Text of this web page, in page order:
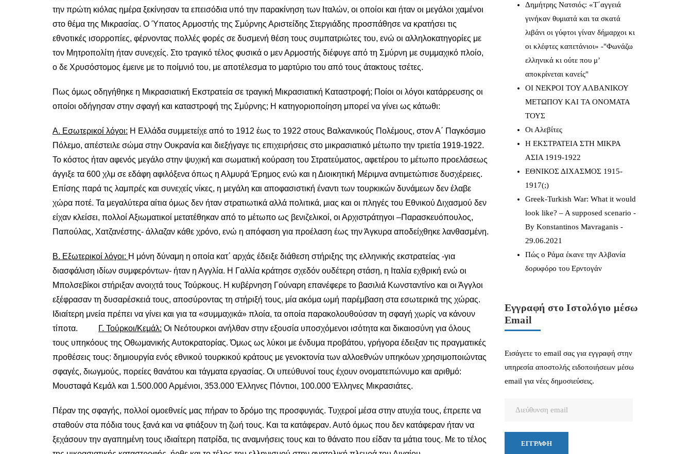
την πρώτη κιόλας ημέρα ξεκίνησαν τα επεισόδια υπό την παρακίνηση των Ιταλών, οι οποίοι και ήταν οι μεγάλοι χαμένοι
στο θέμα της Μικρασίας. Ο Ύπατος Αρμοστής της Σμύρνης Αριστείδης Στεργιάδης προσπάθησε να κρατήσει τις
εθνοτικές ισορροπίες, φέρνοντας πολλές φορές σε δυσμενή θέση τους συμπατριώτες του, ενώ οι αλληλοκατηγορίες με
τον Μητροπολίτη ήταν συνεχείς. Στο τραγικό τέλος φυσικά ο μεν Αρμοστής διέφυγε από τη Σμύρνη με συμμαχικό πλοίο,
ο δε Χρυσόστομος έμεινε με το ποίμνιό του, με αποτέλεσμα το μαρτύριο του από τους άτακτους τσέτες.
Πως όμως οδηγήθηκε η Μικρασιατική Εκστρατεία σε τραγική Μικρασιατική Καταστροφή; Ποίοι οι λόγοι κατάρρευσης οι
οποίοι οδήγησαν στην σφαγή και καταστροφή της Σμύρνης; Η κατηγοριοποίηση μπορεί να γίνει ως κάτωθι:
Α. Εσωτερικοί λόγοι: Η Ελλάδα συμμετείχε από το 1912 έως το 1922 στους Βαλκανικούς Πολέμους, στον Α΄ Παγκόσμιο
Πόλεμο, απέστειλε σώμα στην Ουκρανία και διεξήγαγε τις επιχειρήσεις στο μικρασιατικό μέτωπο την τριετία 1919-1922.
Το κόστος ήταν αφενός μεγάλο στην ψυχική και σωματική κούραση του Στρατεύματος, αφετέρου το μέτωπο προελάσεως
άγγιξε τα 600 χλμ σε εδάφη αφιλόξενα όπως η Αλμυρά Έρημος ενώ και η Διοικητική Μέριμνα αντιμετώπισε δυσχέρειες.
Επίσης παρά τις λαμπρές και συνεχείς νίκες, η μεγάλη και αποφασιστική έναντι των τουρκικών δυνάμεων δεν έλαβε
χώρα ποτέ. Τα μεγαλύτερα αίτια όμως δεν ήταν στρατιωτικά αλλά πολιτικά, μιας και οι πληγές του Εθνικού Διχασμού δεν
είχαν κλείσει, πολλοί Αξιωματικοί μετατέθηκαν από το μέτωπο ως βενιζελικοί, οι Αρχιστράτηγοι –Παρασκευόπουλος,
Παπούλας, Χατζανέστης- άλλαζαν κάθε χρόνο, ενώ η απόφαση για προέλαση έως την Άγκυρα αποδείχθηκε λανθασμένη.
Β. Εξωτερικοί λόγοι: Η μόνη δύναμη η οποία κατ΄ αρχάς έδειξε διάθεση στήριξης της ελληνικής εκστρατείας -για
διασφάλιση ιδίων συμφερόντων- ήταν η Αγγλία. Η Γαλλία κράτησε σχεδόν ουδέτερη στάση, η Ιταλία εχθρική ενώ οι
Μπολσεβίκοι στήριξαν ανοιχτά τους Τούρκους. Η κυβέρνηση Γούναρη επανέφερε το βασιλιά Κωνσταντίνο και οι Άγγλοι
εξέφρασαν τη δυσαρέσκειά τους, αποσύροντας τη στήριξή τους, μία ακόμα ωμή παρέμβαση στα εσωτερικά της χώρας.
Ιδιαίτερη μνεία πρέπει να γίνει και για τα «συμμαχικά» πλοία, τα οποία παρακολουθούσαν τη σφαγή χωρίς να κάνουν
τίποτα.
Γ. Τούρκοι/Κεμάλ: Οι Νεότουρκοι ανήλθαν στην εξουσία υποσχόμενοι ισότητα και δικαιοσύνη για όλους
τους υπηκόους της Οθωμανικής Αυτοκρατορίας. Όμως ως λύκοι με ένδυμα προβάτου, γρήγορα έδειξαν τις πραγματικές
προθέσεις τους: δημιουργία ενός εθνικού τουρκικού κράτους με γενοκτονία των αλλοεθνών υπηκόων χρησιμοποιώντας
σφαγές, διωγμούς, πορείες θανάτου και τάγματα εργασίας. Οι υπεύθυνοί τους έχουν ονοματεπώνυμο και αριθμό:
Μουσταφά Κεμάλ και 1.500.000 Αρμένιοι, 353.000 Έλληνες Πόντιοι, 100.000 Έλληνες Μικρασιάτες.
Πέραν της σφαγής, πολλοί ομοεθνείς μας πήραν το δρόμο της προσφυγιάς. Τυχεροί μέσα στην ατυχία τους, έπρεπε να
σταθούν στα πόδια τους ξανά και να φτιάξουν τη ζωή τους. Και τα κατάφεραν. Αυτό όμως που δεν κατάφεραν ήταν να
ξεχάσουν την αγαπημένη τους ιδιαίτερη πατρίδα, τις αναμνήσεις τους και το θάνατο που είδαν τα μάτια τους. Με το τέλος
Δημήτρης Νατσιός: «Τ΄αγγειά
γινήκαν θυμιατά και τα σκατά
λιβάνι οι γύφτοι γίναν δήμαρχοι κι
οι κλέφτες καπετάνιοι» -"Φωνάζω
ελληνικά κι ούτε που μ’
αποκρίνεται κανείς"
ΟΙ ΝΕΚΡΟΙ ΤΟΥ ΑΛΒΑΝΙΚΟΥ
ΜΕΤΩΠΟΥ ΚΑΙ ΤΑ ΟΝΟΜΑΤΑ
ΤΟΥΣ
Οι Αλεβίτες
Η ΕΚΣΤΡΑΤΕΙΑ ΣΤΗ ΜΙΚΡΑ
ΑΣΙΑ 1919-1922
ΕΘΝΙΚΟΣ ΔΙΧΑΣΜΟΣ 1915-
1917(;)
Greek-Turkish War: What it would
look like? – A supposed scenario -
By Konstantinos Mavraganis -
29.06.2021
Πώς ο Ράμα έκανε την Αλβανία
δορυφόρο του Ερντογάν
Εγγραφή στο Ιστολόγιο μέσω
Email
Εισάγετε το email σας για εγγραφή στην
υπηρεσία αποστολής ειδοποιήσεων μέσω
email για νέες δημοσιεύσεις.
ΕΓΓΡΑΦΉ